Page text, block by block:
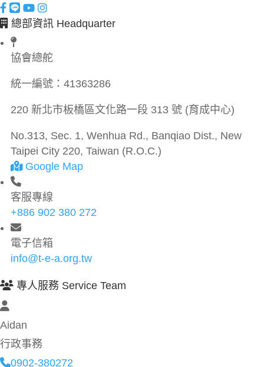
總部資訊 Headquarter
協會總舵
統一編號： 41363286
220 新北市板橋區文化路一段 313 號 (育成中心)
No.313, Sec. 1, Wenhua Rd., Banqiao Dist., New
Taipei City 220, Taiwan (R.O.C.)
Google Map
客服專線
+886 902 380 272
電子信箱
info@t-e-a.org.tw
專人服務 Service Team
Aidan
行政事務
0902-380272